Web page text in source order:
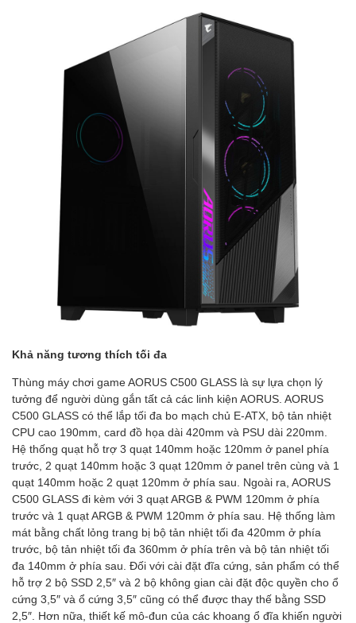
Khả năng tương thích tối đa
Thùng máy chơi game AORUS C500 GLASS là sự lựa chọn lý
tưởng để người dùng gắn tất cả các linh kiện AORUS. AORUS
C500 GLASS có thể lắp tối đa bo mạch chủ E-ATX, bộ tản nhiệt
CPU cao 190mm, card đồ họa dài 420mm và PSU dài 220mm.
Hệ thống quạt hỗ trợ 3 quạt 140mm hoặc 120mm ở panel phía
trước, 2 quạt 140mm hoặc 3 quạt 120mm ở panel trên cùng và 1
quạt 140mm hoặc 2 quạt 120mm ở phía sau. Ngoài ra, AORUS
C500 GLASS đi kèm với 3 quạt ARGB & PWM 120mm ở phía
trước và 1 quạt ARGB & PWM 120mm ở phía sau. Hệ thống làm
mát bằng chất lỏng trang bị bộ tản nhiệt tối đa 420mm ở phía
trước, bộ tản nhiệt tối đa 360mm ở phía trên và bộ tản nhiệt tối
đa 140mm ở phía sau. Đối với cài đặt đĩa cứng, sản phẩm có thể
hỗ trợ 2 bộ SSD 2,5″ và 2 bộ không gian cài đặt độc quyền cho ổ
cứng 3,5″ và ổ cứng 3,5″ cũng có thể được thay thế bằng SSD
2,5″. Hơn nữa, thiết kế mô-đun của các khoang ổ đĩa khiến người